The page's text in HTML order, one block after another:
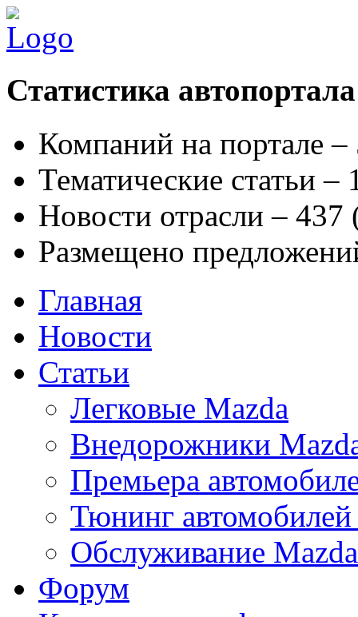
Статистика автопортала
Компаний на портале
Тематические статьи –
Новости отрасли – 437
Размещено
Главная
Новости
Статьи
Легковые Mazda
Внедорожники
Премьера
Тюнинг
Обслуживание Mazda
Форум